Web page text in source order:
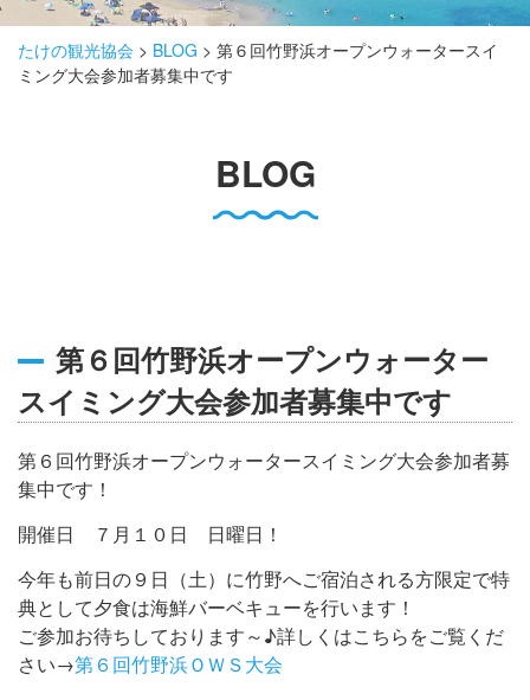
おみやげ
グルメ
Q O
たけの観光協会 > BLOG > 第６回竹野浜オープンウォータースイ
ミング大会参加者募集中です
BLOG
第６回竹野浜オープンウォーター
スイミング大会参加者募集中です
第６回竹野浜オープンウォータースイミング大会参加者募
集中です！
開催日 ７月１０日 日曜日！
今年も前日の９日（土）に竹野へご宿泊される方限定で特
典として夕食は海鮮バーベキューを行います！
ご参加お待ちしております～♪詳しくはこちらをご覧くだ
さい→第６回竹野浜ＯＷＳ大会